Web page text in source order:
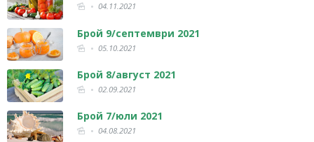
04.11.2021
Брой 9/септември 2021
05.10.2021
Брой 8/август 2021
02.09.2021
Брой 7/юли 2021
04.08.2021